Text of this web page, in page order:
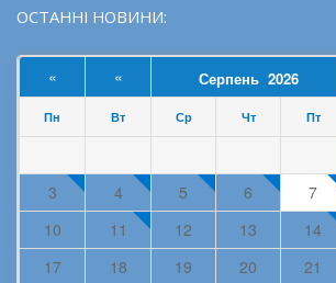
ОСТАННІ НОВИНИ:
« « Серпень 2026
Пн Вт Ср Чт Пт
3
4 5 6 7
10
11 12 13 14
17
18 19 20 21